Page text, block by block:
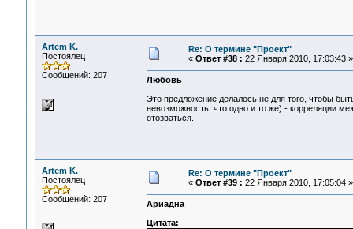
Artem K.
Постоялец
Сообщений: 207
Re: О термине "Проект"
« Ответ #38 : 22 Января 2010, 17:03:43 »
Любовь
Это предложение делалось не для того, чтобы
невозможность, что одно и то же) - корреляции
отозваться.
Artem K.
Постоялец
Сообщений: 207
Re: О термине "Проект"
« Ответ #39 : 22 Января 2010, 17:05:04 »
Ариадна
Цитата: